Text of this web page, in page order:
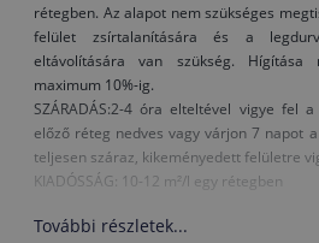
rétegben. Az alapot nem szükséges
felület zsírtalanítására és a
eltávolítására van szükség. Hígítása
maximum 10%-ig.
SZÁRADÁS:2-4 óra elteltével vigye fel
előző réteg nedves vagy várjon 7 napot
teljesen száraz, kikeményedett felületre
KIADÓSSÁG: 10-12 m²/l egy rétegben
További részletek...